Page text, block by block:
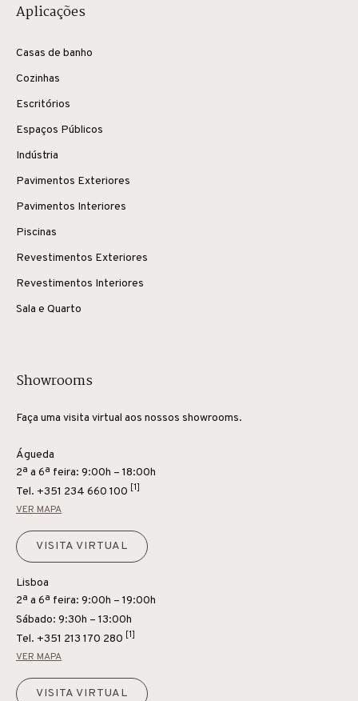
Aplicações
Casas de banho
Cozinhas
Escritórios
Espaços Públicos
Indústria
Pavimentos Exteriores
Pavimentos Interiores
Piscinas
Revestimentos Exteriores
Revestimentos Interiores
Sala e Quarto
Showrooms
Faça uma visita virtual aos nossos showrooms.
Águeda
2ª a 6ª feira: 9:00h – 18:00h
Tel. +351 234 660 100 [1]
VER MAPA
VISITA VIRTUAL
Lisboa
2ª a 6ª feira: 9:00h – 19:00h
Sábado: 9:30h – 13:00h
Tel. +351 213 170 280 [1]
VER MAPA
VISITA VIRTUAL